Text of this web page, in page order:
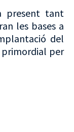
present tant
les bases a
del
primordial per